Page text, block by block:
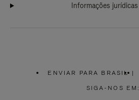
Informações jurídicas
ENVIAR PARA BRASIL
POR
FAVOR,
|
SIGA-NOS EM: